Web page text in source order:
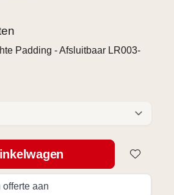
Padding - Afsluitbaar LR003-
offerte aan